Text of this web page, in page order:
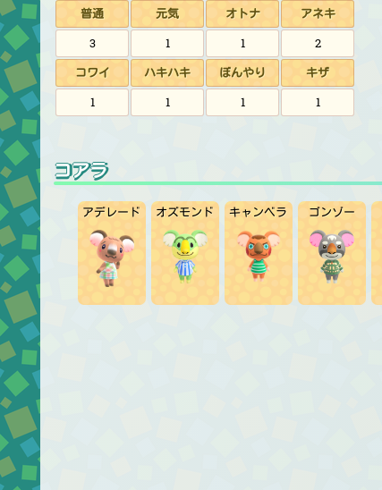
普通
元気 オトナ
アネキ
3
1 1
2
コワイ
ハキハキ ぼんやり
キザ
1
1 1 1
コアラ
アデレード オズモンド キャンベラ ゴンゾー